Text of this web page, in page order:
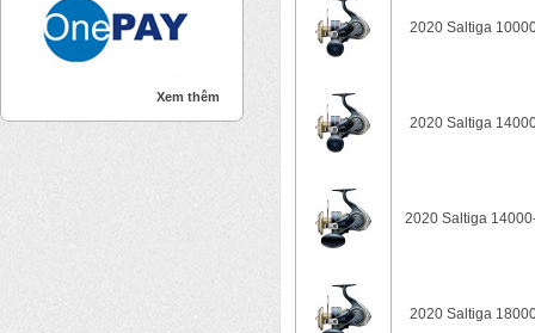
Xem thêm
2020 Saltiga
2020 Saltiga
2020 Saltiga
2020 Saltiga